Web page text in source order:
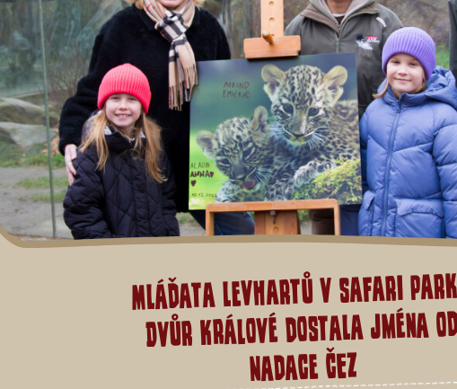
Mláďata levhartů v Safari
Dvůr Králové dostala jména
Nadace ČEZ